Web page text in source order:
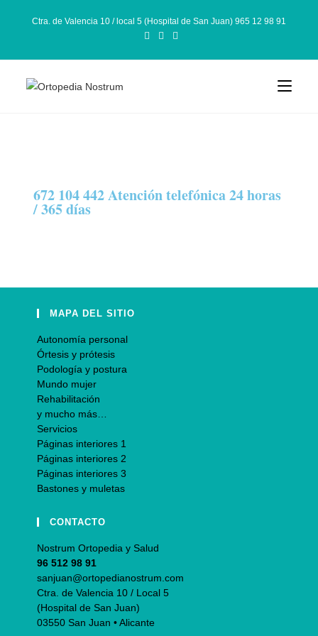
Ctra. de Valencia 10 / local 5 (Hospital de San Juan) 965 12 98 91
672 104 442 Atención telefónica 24 horas
/ 365 días
MAPA DEL SITIO
Autonomía personal
Órtesis y prótesis
Podología y postura
Mundo mujer
Rehabilitación
y mucho más…
Servicios
Páginas interiores 1
Páginas interiores 2
Páginas interiores 3
Bastones y muletas
CONTACTO
Nostrum Ortopedia y Salud
96 512 98 91
sanjuan@ortopedianostrum.com
Ctra. de Valencia 10 / Local 5
(Hospital de San Juan)
03550 San Juan • Alicante